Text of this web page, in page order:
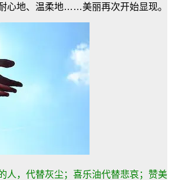
心地、温柔地……美丽再次开始显现。
人，代替灰尘；喜乐油代替悲哀；赞美